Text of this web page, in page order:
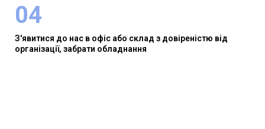
04
З'явитися до нас в офіс або склад з довіреністю від
організації, забрати обладнання